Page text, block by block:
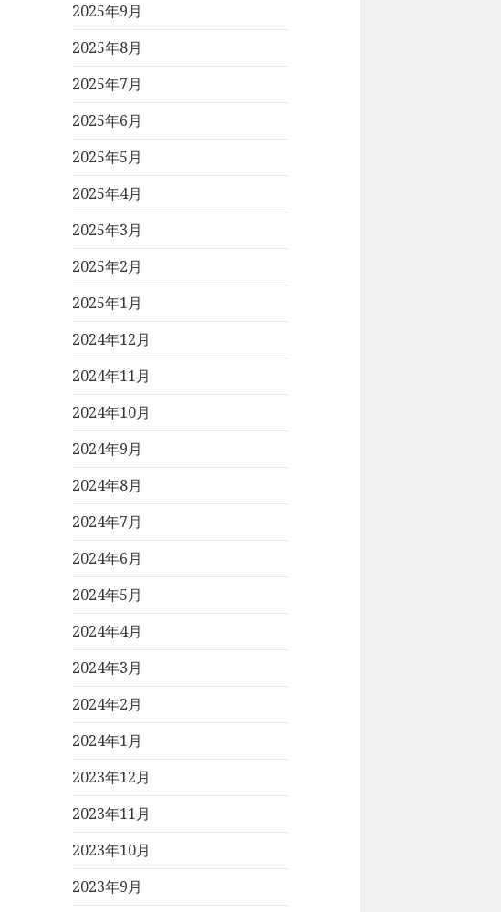
2025年9月
2025年8月
2025年7月
2025年6月
2025年5月
2025年4月
2025年3月
2025年2月
2025年1月
2024年12月
2024年11月
2024年10月
2024年9月
2024年8月
2024年7月
2024年6月
2024年5月
2024年4月
2024年3月
2024年2月
2024年1月
2023年12月
2023年11月
2023年10月
2023年9月